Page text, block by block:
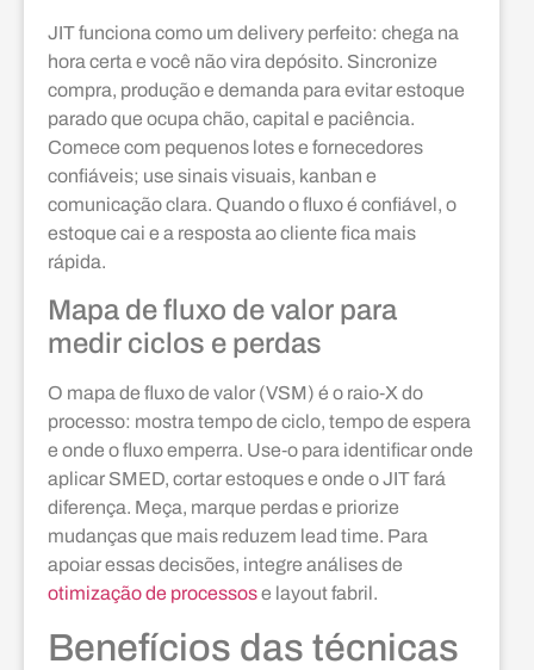
JIT funciona como um delivery perfeito: chega na
hora certa e você não vira depósito. Sincronize
compra, produção e demanda para evitar estoque
parado que ocupa chão, capital e paciência.
Comece com pequenos lotes e fornecedores
confiáveis; use sinais visuais, kanban e
comunicação clara. Quando o fluxo é confiável, o
estoque cai e a resposta ao cliente fica mais
rápida.
Mapa de fluxo de valor para
medir ciclos e perdas
O mapa de fluxo de valor (VSM) é o raio‑X do
processo: mostra tempo de ciclo, tempo de espera
e onde o fluxo emperra. Use‑o para identificar onde
aplicar SMED, cortar estoques e onde o JIT fará
diferença. Meça, marque perdas e priorize
mudanças que mais reduzem lead time. Para
apoiar essas decisões, integre análises de
otimização de processose layout fabril.
Benefícios das técnicas